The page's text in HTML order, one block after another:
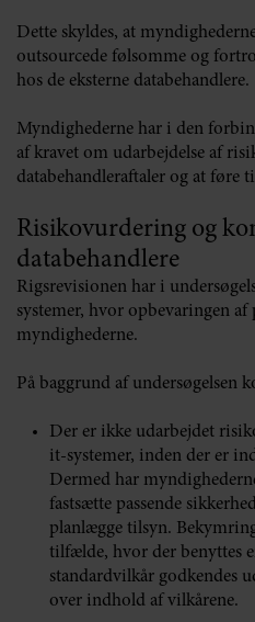
Dette skyldes, at
outsourcede følsomme og
hos de eksterne databehandlere.
Myndighederne har i den
af kravet om udarbejdelse af
databehandleraftaler og at føre
Risikovurdering og
databehandlere
Rigsrevisionen har i
systemer, hvor opbevaringen af
myndighederne.
På baggrund af undersøgelsen
Der er ikke udarbejdet
it-systemer, inden der er
Dermed har
fastsætte passende
planlægge tilsyn.
tilfælde, hvor der benyttes
standardvilkår godkendes
over indhold af vilkårene.